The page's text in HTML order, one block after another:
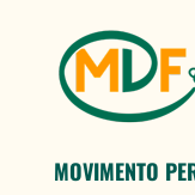
MOVIMENTO